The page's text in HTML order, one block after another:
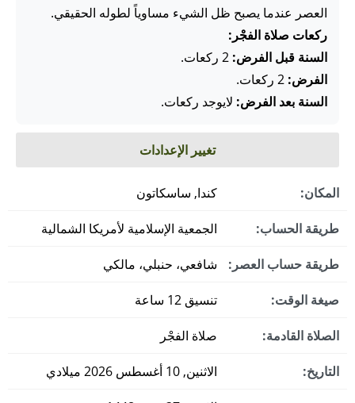
العصر عندما يصبح ظل الشيء مساوياً لطوله الحقيقي.
ركعات صلاة الفجْر:
السنة قبل الفرض:
الفرض:
السنة بعد الفرض: لايوجد ركعات.
تغيير الإعدادات
المكان: كندا, ساسكاتون
طريقة الحساب: الجمعية الإسلامية لأمريكا الشمالية
طريقة حساب العصر: شافعي، حنبلي، مالكي
صيغة الوقت: تنسيق 12 ساعة
الصلاة القادمة: صلاة الفجْر
التاريخ: الاثنين, 10 أغسطس 2026 ميلادي